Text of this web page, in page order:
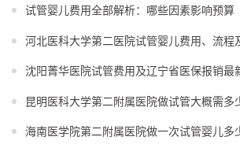
试管婴儿费用全部解析：哪些因素影响预算
河北医科大学第二医院试管婴儿费用、流程
沈阳菁华医院试管费用及辽宁省医保报销最
海南医学院第二附属医院做一次试管婴儿多